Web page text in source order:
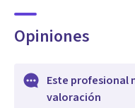
Opiniones
Este profesional
valoración